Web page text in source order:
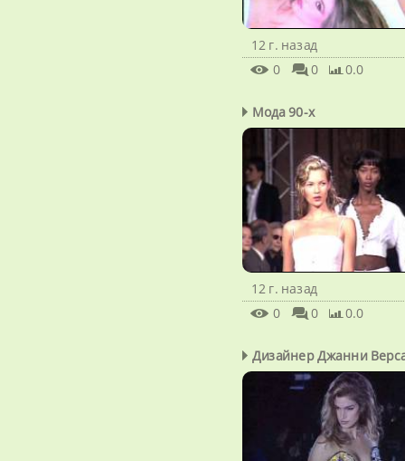
12 г. назад
0
0 0.0
Мода 90-х
12 г. назад
0
0 0.0
Дизайнер Джанни